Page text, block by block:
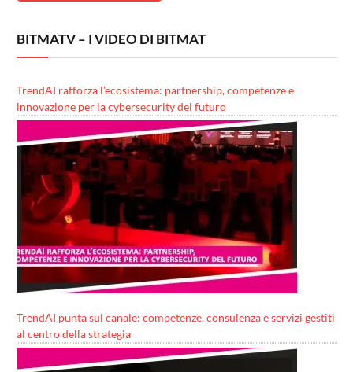
BITMATV – I VIDEO DI BITMAT
TrendAI rafforza l’ecosistema: partnership, competenze e
innovazione per la cybersecurity del futuro
TrendAI punta sul canale: competenze, consulenza e servizi gestiti
al centro della strategia